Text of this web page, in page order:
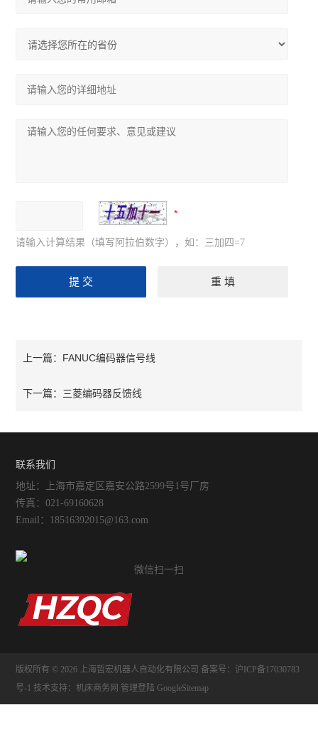
请输入计算结果（填写阿拉伯数字），如：三加四=7
上一篇： FANUC编码器信号线
下一篇： 三菱编码器反馈线
联系我们
地址：上海市嘉定区嘉安公路2599号1号厂房
传真：021-69160628
Email：18516392015@163.com
微信扫一扫
版权所有 © 2026 上海哲宏机器人自动化有限公司 备案号：沪ICP备17030783
号-1 技术支持：机床商务网 管理登陆 GoogleSitemap